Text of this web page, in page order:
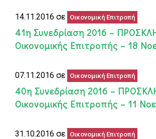
14.11.2016 σε Οικονομική Επιτροπή
41η Συνεδρίαση 2016 –
Οικονομικής Επιτροπής – 18
07.11.2016 σε Οικονομική Επιτροπή
40η Συνεδρίαση 2016 –
Οικονομικής Επιτροπής – 11
31.10.2016 σε Οικονομική Επιτροπή